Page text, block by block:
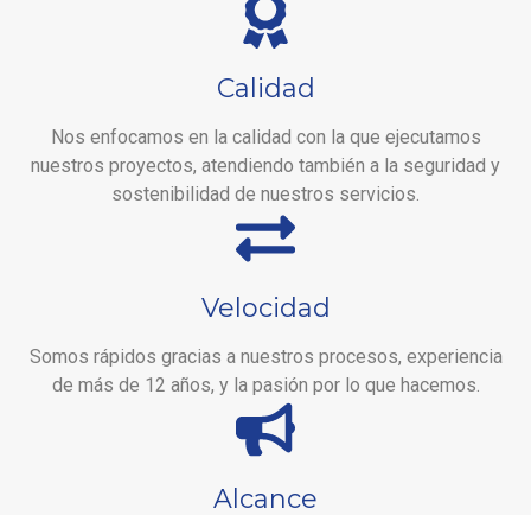
Calidad
Nos enfocamos en la calidad con la que ejecutamos
nuestros proyectos, atendiendo también a la seguridad y
sostenibilidad de nuestros servicios.
Velocidad
Somos rápidos gracias a nuestros procesos, experiencia
de más de 12 años, y la pasión por lo que hacemos.
Alcance